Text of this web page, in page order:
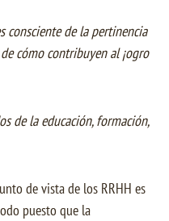
consciente de la pertinencia
cómo contribuyen al ¡ogro
de la educación, formación,
de vista de los RRHH es
puesto que la